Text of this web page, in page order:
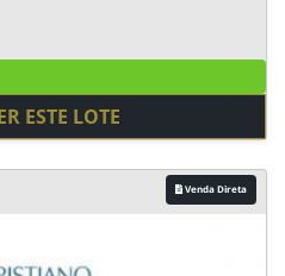
ESTE LOTE
Venda Direta